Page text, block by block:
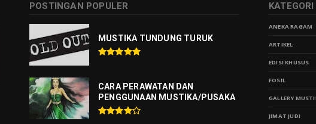
POSTINGAN POPULER
MUSTIKA TUNDUNG TURUK
CARA PERAWATAN DAN
PENGGUNAAN MUSTIKA/PUSAKA
KATEGORI
ANEKA RAGAM
ARTIKEL
EDISI KHUSUS
FOSIL
GALLERY
JIMAT JUDI